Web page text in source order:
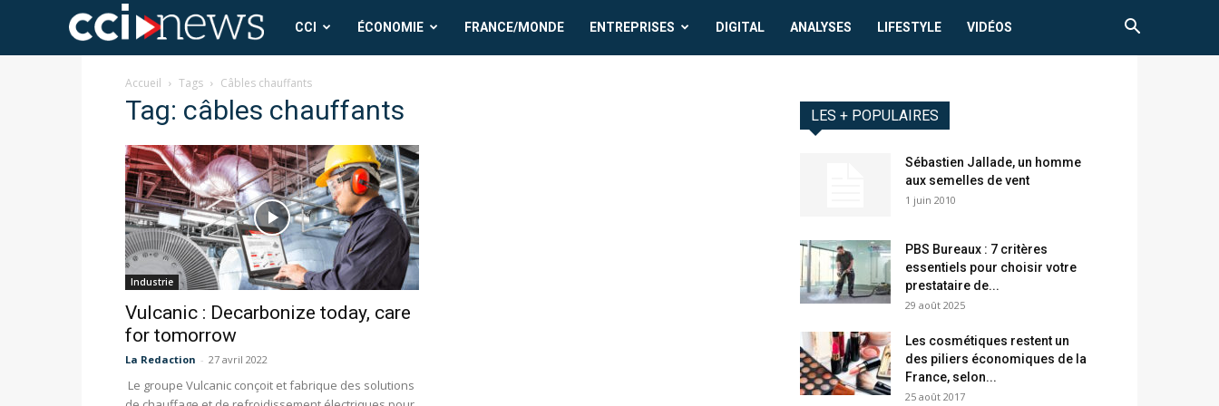
CCI
News
CCI ÉCONOMIE FRANCE/MONDE ENTREPRISES DIGITAL ANALYSES LIFESTYLE VIDÉOS
Accueil Tags Câbles chauffants
Tag: câbles chauffants
Industrie
Vulcanic : Decarbonize today, care
for tomorrow
La Redaction - 27 avril 2022
Le groupe Vulcanic conçoit et fabrique des solutions
LES + POPULAIRES
Sébastien Jallade, un homme
aux semelles de vent
1 juin 2010
PBS Bureaux : 7 critères
essentiels pour choisir votre
prestataire de...
29 août 2025
Les cosmétiques restent un
des piliers économiques de la
France, selon...
25 août 2017